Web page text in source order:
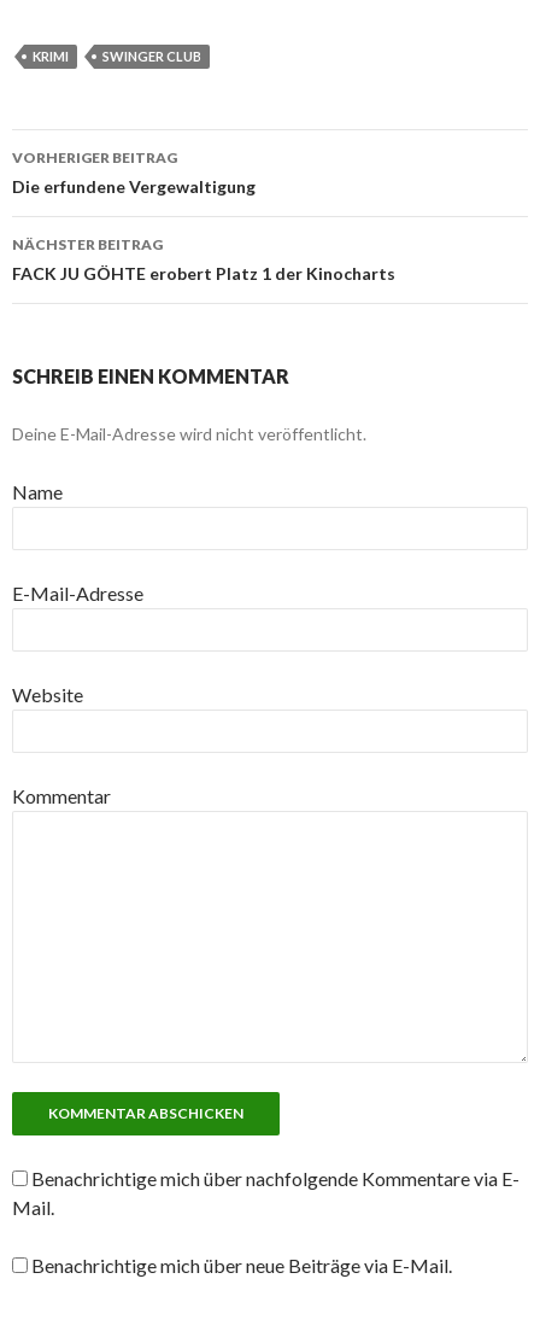
KRIMI SWINGER CLUB
Beitragsnavigation
VORHERIGER BEITRAG
Die erfundene Vergewaltigung
NÄCHSTER BEITRAG
FACK JU GÖHTE erobert Platz 1 der Kinocharts
SCHREIB EINEN KOMMENTAR
Deine E-Mail-Adresse wird nicht veröffentlicht.
Name
E-Mail-Adresse
Website
Kommentar
Benachrichtige mich über nachfolgende Kommentare via E-
Mail.
Benachrichtige mich über neue Beiträge via E-Mail.